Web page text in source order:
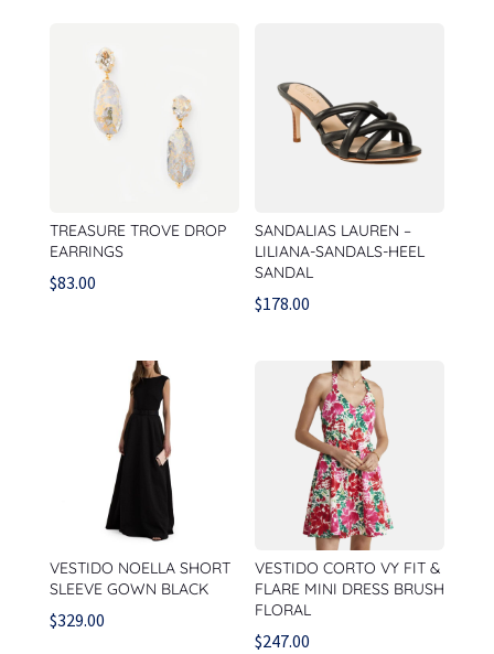
TREASURE TROVE DROP
EARRINGS
$83.00
SANDALIAS LAUREN –
LILIANA-SANDALS-HEEL
SANDAL
$178.00
VESTIDO NOELLA SHORT
SLEEVE GOWN BLACK
$329.00
VESTIDO CORTO VY FIT &
FLARE MINI DRESS BRUSH
FLORAL
$247.00